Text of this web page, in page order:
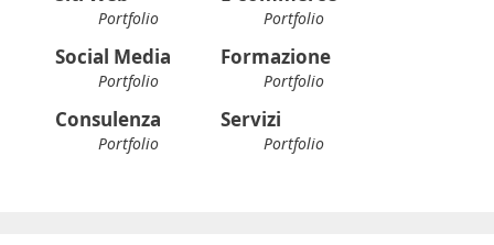
Portfolio Portfolio
Social Media
Portfolio
Formazione
Portfolio
Consulenza
Portfolio
Servizi
Portfolio